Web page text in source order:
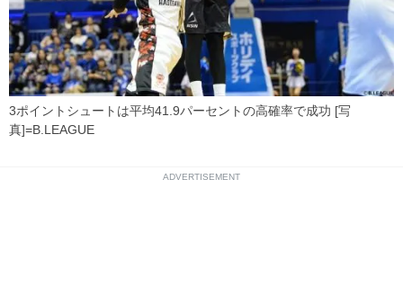
3ポイントシュートは平均41.9パーセントの高確率で成功 [写
真]=B.LEAGUE
ADVERTISEMENT